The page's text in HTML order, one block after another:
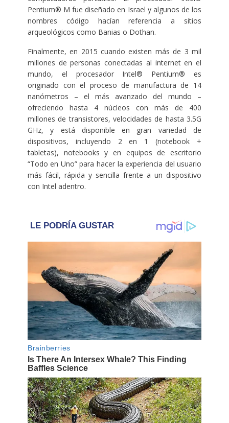
Pentium® M fue diseñado en Israel y algunos de los
nombres código hacían referencia a sitios
arqueológicos como Banias o Dothan.
Finalmente, en 2015 cuando existen más de 3 mil
millones de personas conectadas al internet en el
mundo, el procesador Intel® Pentium® es
originado con el proceso de manufactura de 14
nanómetros – el más avanzado del mundo –
ofreciendo hasta 4 núcleos con más de 400
millones de transistores, velocidades de hasta 3.5G
GHz, y está disponible en gran variedad de
dispositivos, incluyendo 2 en 1 (notebook +
tabletas), notebooks y en equipos de escritorio
“Todo en Uno” para hacer la experiencia del usuario
más fácil, rápida y sencilla frente a un dispositivo
con Intel adentro.